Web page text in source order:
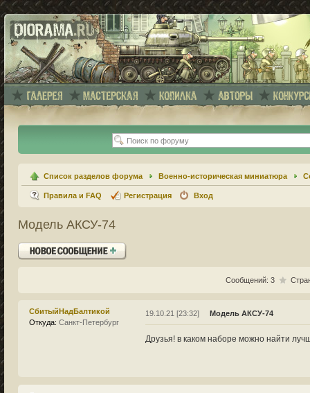
Список разделов форума Военно-историческая миниатюра
Правила и FAQ Регистрация Вход
Модель АКСУ-74
Ответить
Сообщений: 3
СбитыйНадБалтикой
Откуда: Санкт-Петербург
19.10.21 [23:32] Модель АКСУ-74
Друзья! в каком наборе можно найти